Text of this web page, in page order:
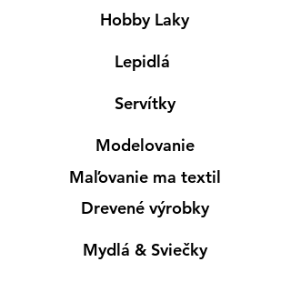
Hobby Laky
Lepidlá
Servítky
Modelovanie
Maľovanie ma textil
Drevené výrobky
Mydlá & Sviečky